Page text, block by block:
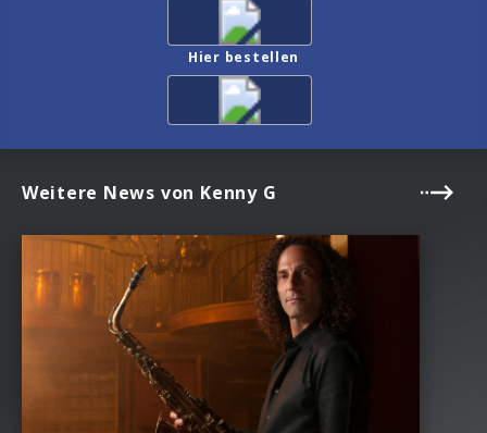
Hier bestellen
Weitere News von Kenny G